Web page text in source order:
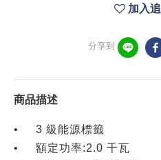
加入
分享到
商品描述
•
3 級能源標籤
•
額定功率:2.0 千瓦